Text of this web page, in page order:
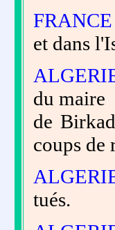
et dans
du maire
de
coups de
tués.